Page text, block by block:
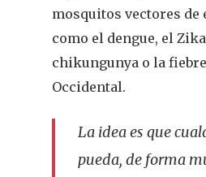
mosquitos vectores de
como el dengue, el
chikungunya o la
Occidental.
La idea es que
pueda, de forma